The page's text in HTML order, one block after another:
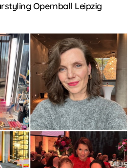
Opernball Leipzig